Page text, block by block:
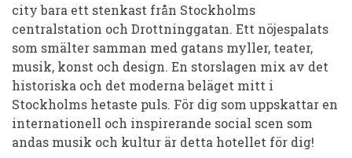
city bara ett stenkast från Stockholms
centralstation och Drottninggatan. Ett nöjespalats
som smälter samman med gatans myller, teater,
musik, konst och design. En storslagen mix av det
historiska och det moderna beläget mitt i
Stockholms hetaste puls. För dig som uppskattar en
internationell och inspirerande social scen som
andas musik och kultur är detta hotellet för dig!